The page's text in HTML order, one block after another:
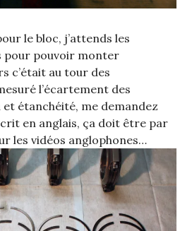
le bloc, j’attends les
pour pouvoir monter
c’était au tour des
l’écartement des
étanchéité, me demandez
en anglais, ça doit être par
les vidéos anglophones…